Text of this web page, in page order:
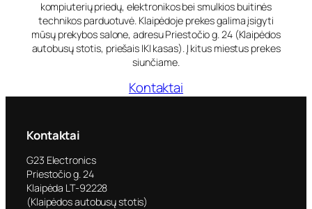
kompiuterių priedų, elektronikos bei smulkios buitinės
technikos parduotuvė. Klaipėdoje prekes galima įsigyti
mūsų prekybos salone, adresu Priestočio g. 24 (Klaipėdos
autobusų stotis, priešais IKI kasas). Į kitus miestus prekes
siunčiame.
Kontaktai
Kontaktai
G23 Electronics
Priestočio g. 24
Klaipėda LT-92228
(Klaipėdos autobusų stotis)